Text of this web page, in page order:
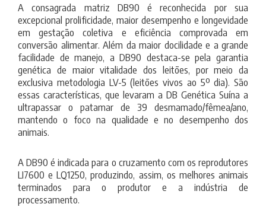
A consagrada matriz DB90 é reconhecida por sua
excepcional prolificidade, maior desempenho e longevidade
em gestação coletiva e eficiência comprovada em
conversão alimentar. Além da maior docilidade e a grande
facilidade de manejo, a DB90 destaca-se pela garantia
genética de maior vitalidade dos leitões, por meio da
exclusiva metodologia LV-5 (leitões vivos ao 5º dia). São
essas características, que levaram a DB Genética Suína a
ultrapassar o patamar de 39 desmamado/fêmea/ano,
mantendo o foco na qualidade e no desempenho dos
animais.
A DB90 é indicada para o cruzamento com os reprodutores
LI7600 e LQ1250, produzindo, assim, os melhores animais
terminados para o produtor e a indústria de
processamento.